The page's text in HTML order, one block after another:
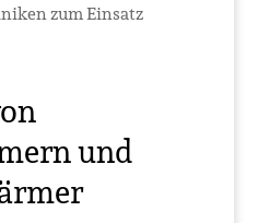
zum Einsatz
und